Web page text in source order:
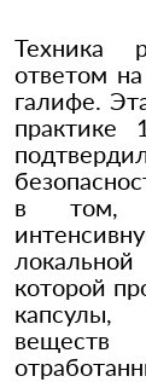
Техника
ответом
галифе.
в том,
которой
капсулы,